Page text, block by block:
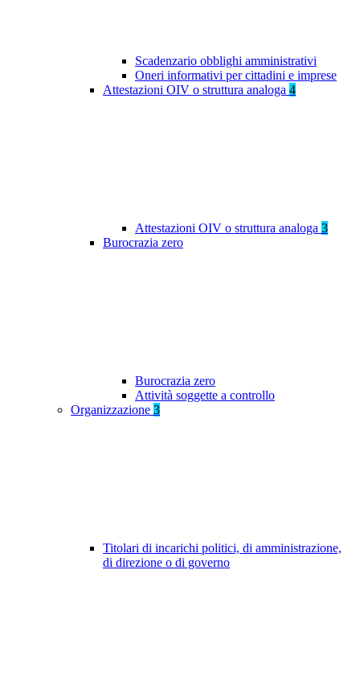
Scadenzario obblighi amministrativi
Oneri informativi per cittadini e imprese
Attestazioni OIV o struttura analoga 4
Attestazioni OIV o struttura analoga 3
Burocrazia zero
Burocrazia zero
Attività soggette a controllo
Organizzazione 3
Titolari di incarichi politici, di amministrazione,
di direzione o di governo